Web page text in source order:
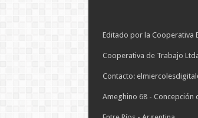
Editado por la Cooperativa
Cooperativa de Trabajo
Contacto:
Ameghino 68 - Concepción